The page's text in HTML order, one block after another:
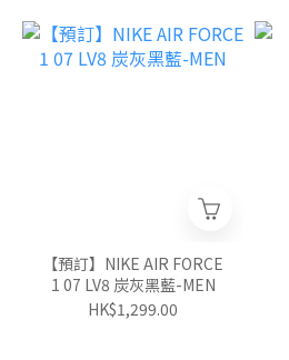
【預訂】NIKE AIR FORCE
1 07 LV8 炭灰黑藍-MEN
HK$1,299.00